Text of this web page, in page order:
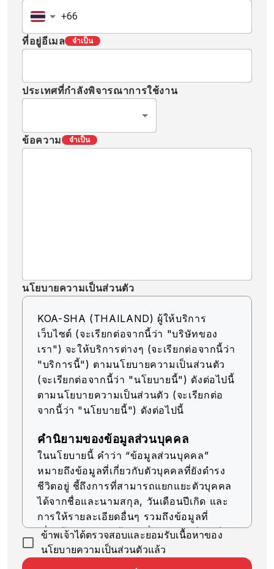
ที่อยู่อีเมล จำเป็น
ประเทศที่กำลังพิจารณาการใช้งาน
ข้อความ จำเป็น
นโยบายความเป็นส่วนตัว
KOA-SHA (THAILAND) ผู้ให้บริการ
เว็บไซต์ (จะเรียกต่อจากนี้ว่า "บริษัทของ
เรา") จะให้บริการต่างๆ (จะเรียกต่อจากนี้ว่า
"บริการนี้") ตามนโยบายความเป็นส่วนตัว
(จะเรียกต่อจากนี้ว่า "นโยบายนี้") ดังต่อไปนี้
ตามนโยบายความเป็นส่วนตัว (จะเรียกต่อ
จากนี้ว่า "นโยบายนี้") ดังต่อไปนี้
คำนิยามของข้อมูลส่วนบุคคล
ในนโยบายนี้ คำว่า “ข้อมูลส่วนบุคคล”
หมายถึงข้อมูลที่เกี่ยวกับตัวบุคคลที่ยังดำรง
ชีวิตอยู่ ชี้ถึงการที่สามารถแยกแยะตัวบุคคล
ได้จากชื่อและนามสกุล, วันเดือนปีเกิด และ
การให้รายละเอียดอื่นๆ รวมถึงข้อมูลที่
เกี่ยวข้อง (รวมถึงข้อมูลที่สามารถเทียบเคียง
กับข้อมูลอื่นๆ ได้ง่าย ซึ่งจะช่วยให้สามารถ
ข้าพเจ้าได้ตรวจสอบและยอมรับเนื้อหาของ
นโยบายความเป็นส่วนตัวแล้ว